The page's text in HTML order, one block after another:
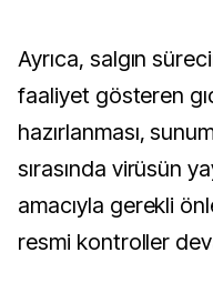
Ayrıca, salgın
faaliyet gösteren
hazırlanması,
sırasında virüsün
amacıyla gerekli
resmi kontroller